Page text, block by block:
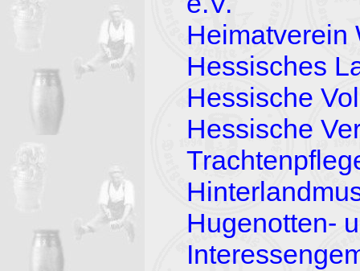
Heimatverein
Hessisches
Hessische
Hessische
Hugenotten-